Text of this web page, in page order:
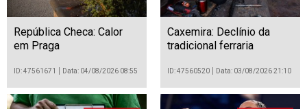
República Checa: Calor
em Praga
ID: 47561671 Data: 04/08/2026 08:55
Caxemira: Declínio da
tradicional ferraria
ID: 47560520 Data: 03/08/2026 21:10